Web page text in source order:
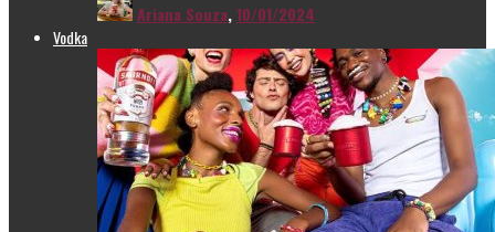
Ariana Souza,10/01/2024
Vodka